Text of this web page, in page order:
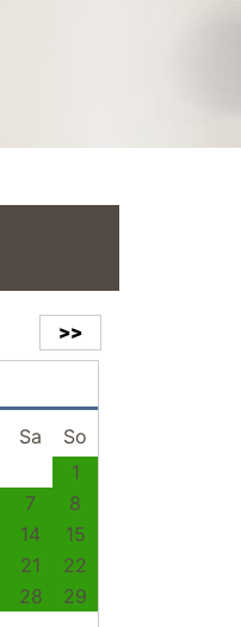
>>
Sa
So
1
7
8
14
15
21
22
28
29